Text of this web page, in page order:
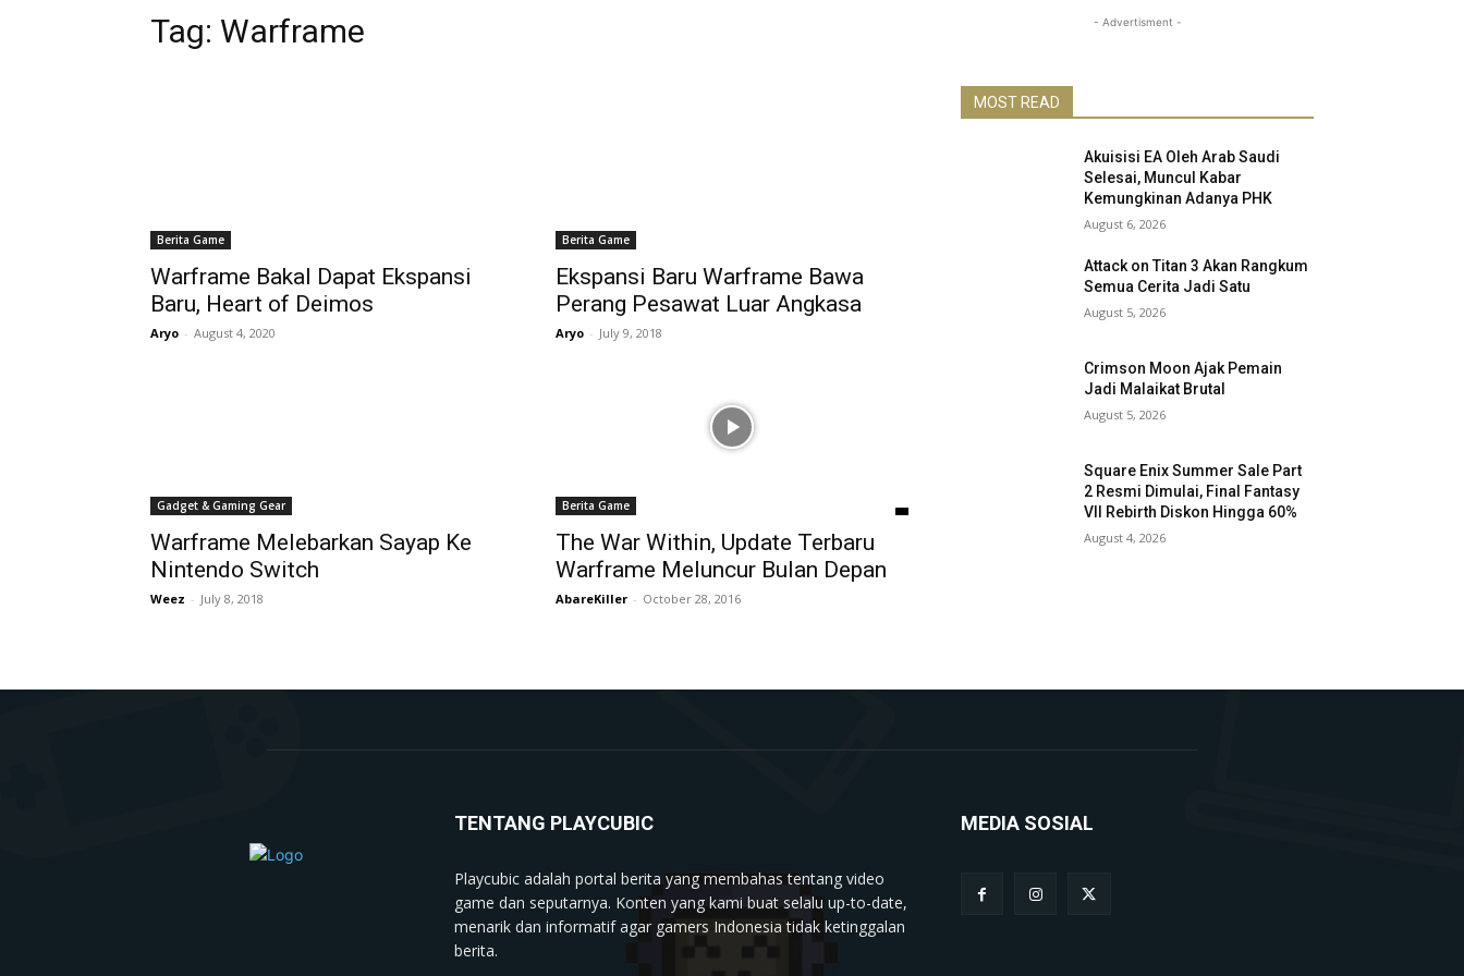
Tag: Warframe
Berita Game
Warframe Bakal Dapat Ekspansi
Baru, Heart of Deimos
Aryo - August 4, 2020
Berita Game
Ekspansi Baru Warframe Bawa
Perang Pesawat Luar Angkasa
Aryo - July 9, 2018
Gadget & Gaming Gear
Warframe Melebarkan Sayap Ke
Nintendo Switch
Weez - July 8, 2018
Berita Game
The War Within, Update Terbaru
Warframe Meluncur Bulan Depan
AbareKiller - October 28, 2016
- Advertisment -
MOST READ
Akuisisi EA Oleh Arab Saudi
Selesai, Muncul Kabar
Kemungkinan Adanya PHK
August 6, 2026
Attack on Titan 3 Akan Rangkum
Semua Cerita Jadi Satu
August 5, 2026
Crimson Moon Ajak Pemain
Jadi Malaikat Brutal
August 5, 2026
Square Enix Summer Sale Part
2 Resmi Dimulai, Final Fantasy
VII Rebirth Diskon Hingga 60%
August 4, 2026
TENTANG PLAYCUBIC
Playcubic adalah portal berita yang membahas tentang video
game dan seputarnya. Konten yang kami buat selalu up-to-date,
menarik dan informatif agar gamers Indonesia tidak ketinggalan
berita.
MEDIA SOSIAL